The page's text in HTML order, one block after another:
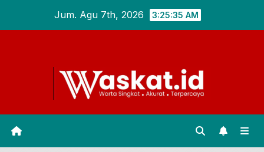
Jum. Agu 7th, 2026 3:25:36 AM